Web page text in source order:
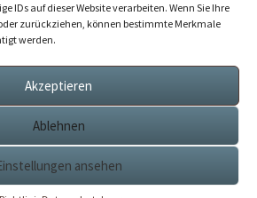
IDs auf dieser Website verarbeiten. Wenn Sie Ihre
zurückziehen, können bestimmte Merkmale
werden.
Akzeptieren
Ablehnen
ansehen
VORHERIGER